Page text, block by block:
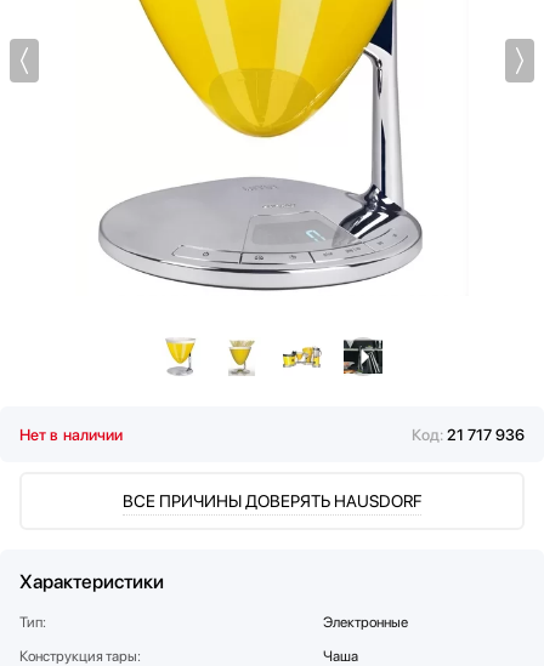
Мультиварки
Паровые шкафы для одежды
Парогенераторы
Подогреватели
Проф. аксессуары
Пылесосы
Смесители
Стиральные машины
Телевизоры
Нет в наличии Код: 21 717 936
ВСЕ ПРИЧИНЫ ДОВЕРЯТЬ HAUSDORF
Характеристики
Тип:
Электронные
Конструкция тары:
Чаша